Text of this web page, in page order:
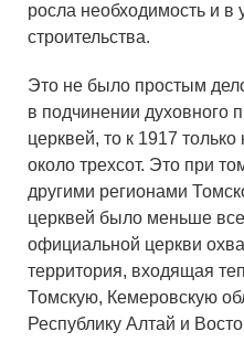
росла необходимость и в
строительства.
Это не было простым
в подчинении духовного
церквей, то к 1917
около трехсот. Это при
другими регионами
церквей было меньше
официальной церкви
территория, входящая
Томскую, Кемеровскую
Республику Алтай и